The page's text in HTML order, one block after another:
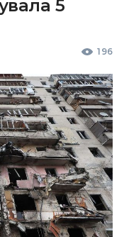
5
196